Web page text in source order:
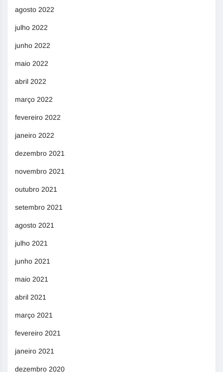
agosto 2022
julho 2022
junho 2022
maio 2022
abril 2022
março 2022
fevereiro 2022
janeiro 2022
dezembro 2021
novembro 2021
outubro 2021
setembro 2021
agosto 2021
julho 2021
junho 2021
maio 2021
abril 2021
março 2021
fevereiro 2021
janeiro 2021
dezembro 2020